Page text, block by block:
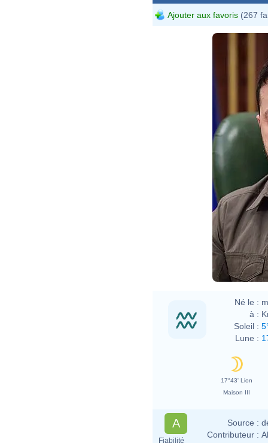
Ajouter aux favoris (267
Né le :
à :
Soleil :
Lune :
17°43' Lion
Maison III
A
Fiabilité
Source :
Contributeur :